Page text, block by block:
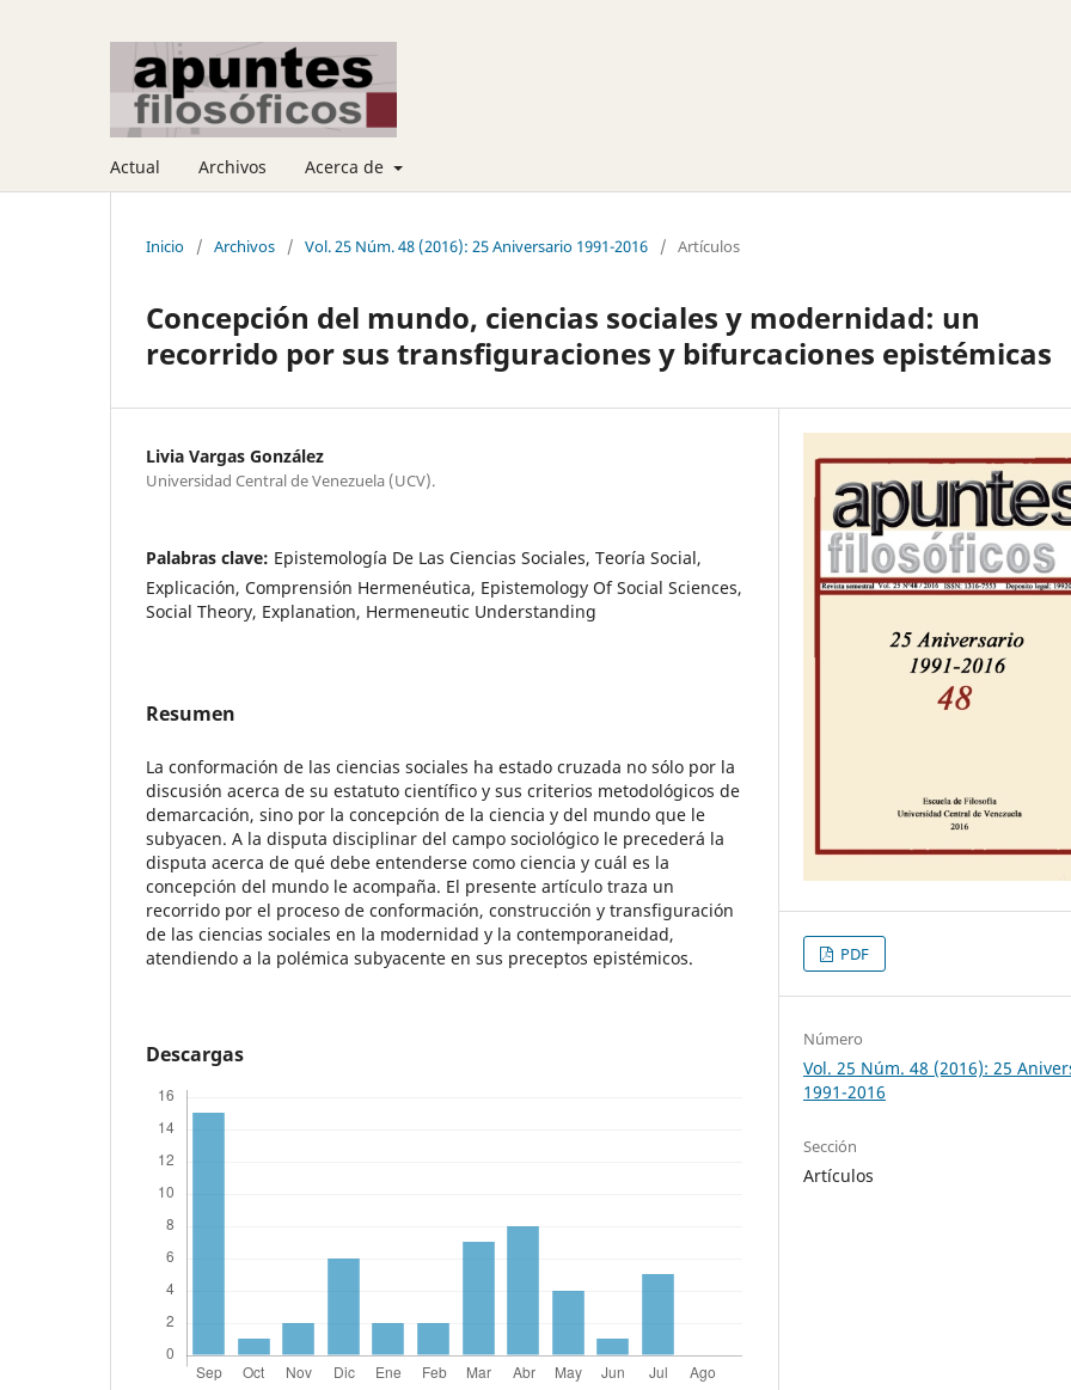
Actual Archivos Acerca de
Inicio / Archivos / Vol. 25 Núm. 48 (2016): 25 Aniversario 1991-2016 / Artículos
Concepción del mundo, ciencias sociales y modernidad: un
recorrido por sus transfiguraciones y bifurcaciones epistémicas
Livia Vargas González
Universidad Central de Venezuela (UCV).
Palabras clave: Epistemología De Las Ciencias Sociales, Teoría Social,
Explicación, Comprensión Hermenéutica, Epistemology Of Social Sciences,
Social Theory, Explanation, Hermeneutic Understanding
Resumen
La conformación de las ciencias sociales ha estado cruzada no sólo por la
discusión acerca de su estatuto científico y sus criterios metodológicos de
demarcación, sino por la concepción de la ciencia y del mundo que le
subyacen. A la disputa disciplinar del campo sociológico le precederá la
disputa acerca de qué debe entenderse como ciencia y cuál es la
concepción del mundo le acompaña. El presente artículo traza un
recorrido por el proceso de conformación, construcción y transfiguración
de las ciencias sociales en la modernidad y la contemporaneidad,
atendiendo a la polémica subyacente en sus preceptos epistémicos.
Descargas
PDF
Número
Vol. 25 Núm. 48 (2016): 25
1991-2016
Sección
Artículos